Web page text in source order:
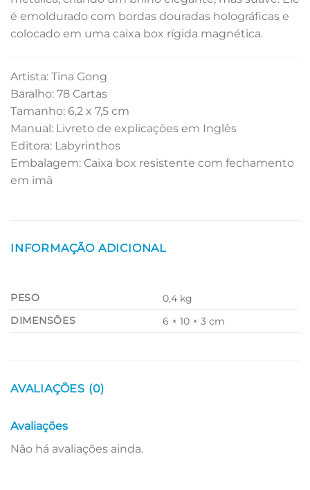
é emoldurado com bordas douradas holográficas e
colocado em uma caixa box rígida magnética.
Artista: Tina Gong
Baralho: 78 Cartas
Tamanho: 6,2 x 7,5 cm
Manual: Livreto de explicações em Inglês
Editora: Labyrinthos
Embalagem: Caixa box resistente com fechamento
em imã
INFORMAÇÃO ADICIONAL
PESO
0,4 kg
DIMENSÕES
6 × 10 × 3 cm
AVALIAÇÕES (0)
Avaliações
Não há avaliações ainda.